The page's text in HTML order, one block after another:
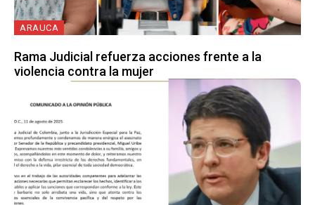
ARAUCA
Rama Judicial refuerza acciones frente a la
violencia contra la mujer